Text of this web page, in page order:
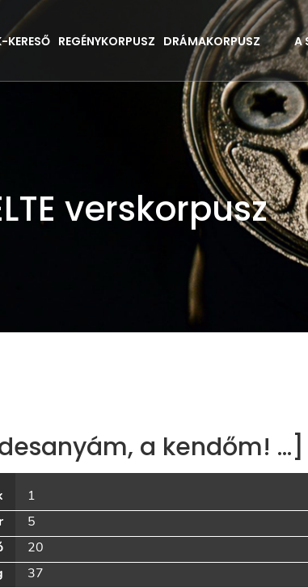
KERESŐ REGÉNYKORPUSZ DRÁMAKORPUSZ A
verskorpusz
a kendőm! …]
1
5
20
37